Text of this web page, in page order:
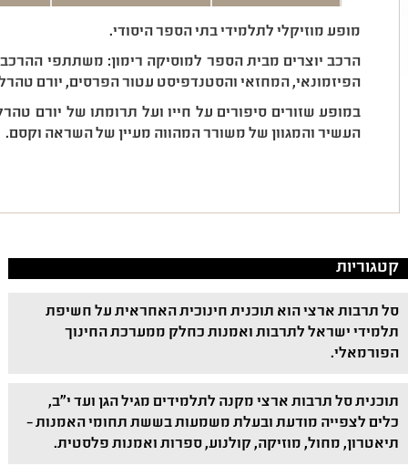
מופע מוזיקלי לתלמידי בתי הספר היסודי.
הרכב יוצרים מבית הספר למוסיקה רימון: משתתפי ההרכב
הפיזמונאי, המחזאי והסטנדפיסט עטור הפרסים, יורם
במופע שזורים סיפורים על חייו ועל תרומתו של יורם
העשיר והמגוון של משורר המהווה מעיין של השראה וקסם.
קטגוריות
סל תרבות ארצי הוא תוכנית חינוכית האחראית על חשיפת
תלמידי ישראל לתרבות ואמנות כחלק ממערכת החינוך
הפורמאלי.
תוכנית סל תרבות ארצי מקנה לתלמידים מגיל הגן ועד י"ב,
כלים לצפייה מודעת ובעלת משמעות בששת תחומי האמנות –
תיאטרון, מחול, מוזיקה, קולנוע, ספרות ואמנות פלסטית.